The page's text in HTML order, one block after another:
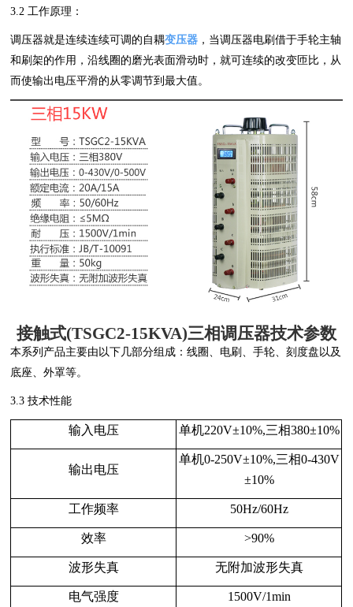
3.2 工作原理：
调压器就是连续连续可调的自耦变压器 ，当调压器电刷借于手轮主轴
和刷架的作用，沿线圈的磨光表面滑动时，就可连续的改变匝比，从
而使输出电压平滑的从零调节到最大值。
接触式(TSGC2-15KVA)三相调压器技术参数
本系列产品主要由以下几部分组成：线圈、电刷、手轮、刻度盘以及
底座、外罩等。
3.3 技术性能
输入电压 单机220V±10%,三相380±10%
输出电压
单机0-250V±10%,三相0-430V
±10%
工作频率 50Hz/60Hz
效率 >90%
波形失真 无附加波形失真
电气强度 1500V/1min